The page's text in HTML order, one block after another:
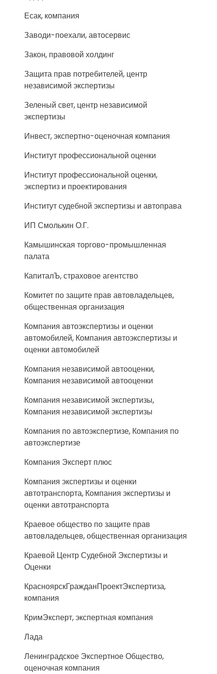
Есак, компания
Заводи-поехали, автосервис
Закон, правовой холдинг
Защита прав потребителей, центр
независимой экспертизы
Зеленый свет, центр независимой
экспертизы
Инвест, экспертно-оценочная компания
Институт профессиональной оценки
Институт профессиональной оценки,
экспертиз и проектирования
Институт судебной экспертизы и автоправа
ИП Смолькин О.Г.
Камышинская торгово-промышленная
палата
КапиталЪ, страховое агентство
Комитет по защите прав автовладельцев,
общественная организация
Компания автоэкспертизы и оценки
автомобилей, Компания автоэкспертизы и
оценки автомобилей
Компания независимой автооценки,
Компания независимой автооценки
Компания независимой экспертизы,
Компания независимой экспертизы
Компания по автоэкспертизе, Компания по
автоэкспертизе
Компания Эксперт плюс
Компания экспертизы и оценки
автотранспорта, Компания экспертизы и
оценки автотранспорта
Краевое общество по защите прав
автовладельцев, общественная организация
Краевой Центр Судебной Экспертизы и
Оценки
КрасноярскГражданПроектЭкспертиза,
компания
КримЭксперт, экспертная компания
Лада
Ленинградское Экспертное Общество,
оценочная компания